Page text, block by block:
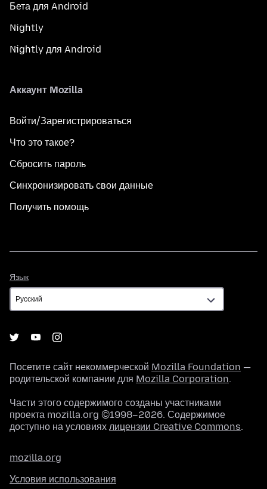
Бета для Android
Nightly
Nightly для Android
Аккаунт Mozilla
Войти/Зарегистрироваться
Что это такое?
Сбросить пароль
Синхронизировать свои данные
Получить помощь
Язык
Посетите сайт некоммерческой Mozilla Foundation —
родительской компании для Mozilla Corporation.
Части этого содержимого созданы участниками
проекта mozilla.org ©1998–2026. Содержимое
доступно на условиях лицензии Creative Commons.
mozilla.org
Условия использования